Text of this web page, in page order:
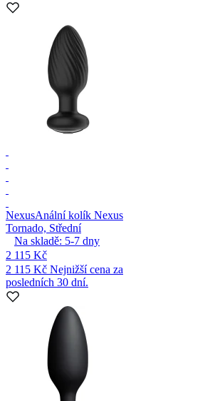
NexusAnální kolík Nexus
Tornado, Střední
Na skladě: 5-7 dny
2 115 Kč
2 115 Kč Nejnižší cena za
posledních 30 dní.